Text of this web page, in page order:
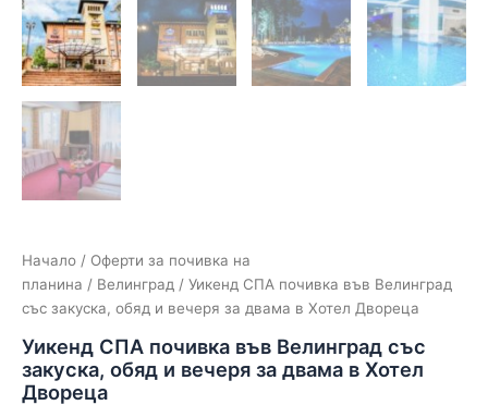
Начало / Оферти за почивка на
планина / Велинград / Уикенд СПА почивка във Велинград
със закуска, обяд и вечеря за двама в Хотел Двореца
Уикенд СПА почивка във Велинград със
закуска, обяд и вечеря за двама в Хотел
Двореца